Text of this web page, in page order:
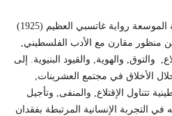
تستعرض هذه الدراسة الأكاديمية الموسعة رواية غاتسبي العظيم (1925)
منظور مقارن مع الأدب الفلسطيني,
والتوق, والهوية, والقيود البنيوية. إلى
الأخلاق في مجتمع العشرينات,
تتناول الإقتلاع, والمنفى, وتأجيل
التجربة الإنسانية المرتبطة بفقدان